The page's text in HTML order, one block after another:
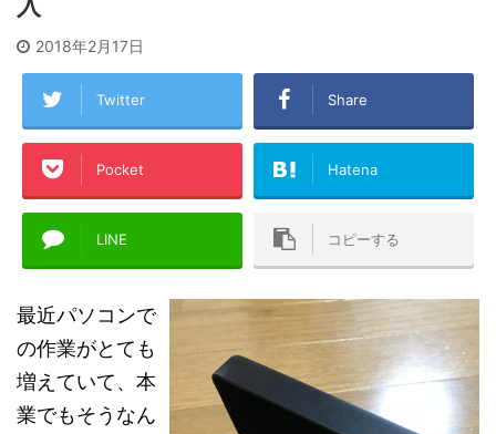
入
2018年2月17日
Twitter Share
Pocket Hatena
LINE コピーする
最近パソコンで
の作業がとても
増えていて、本
業でもそうなん